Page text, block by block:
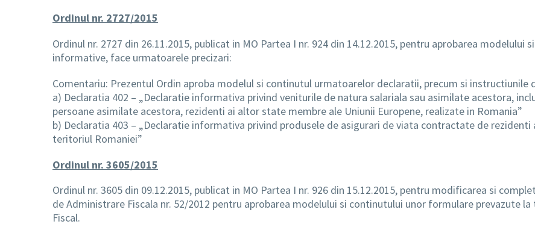
Ordinul nr. 2727/2015
Ordinul nr. 2727 din 26.11.2015, publicat in MO Partea I nr. 924 din 14.12.2015, pentru aprobarea
informative, face urmatoarele precizari:
Comentariu: Prezentul Ordin aproba modelul si continutul urmatoarelor declaratii, precum si instructiunile
a) Declaratia 402 – „Declaratie informativa privind veniturile de natura salariala sau asimilate acestora,
persoane asimilate acestora, rezidenti ai altor state membre ale Uniunii Europene, realizate in Romania”
b) Declaratia 403 – „Declaratie informativa privind produsele de asigurari de viata contractate de
teritoriul Romaniei”
Ordinul nr. 3605/2015
Ordinul nr. 3605 din 09.12.2015, publicat in MO Partea I nr. 926 din 15.12.2015, pentru modificarea si
de Administrare Fiscala nr. 52/2012 pentru aprobarea modelului si continutului unor formulare prevazute
Fiscal.